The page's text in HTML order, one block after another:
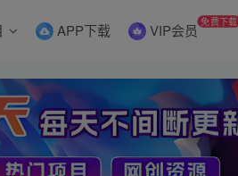
APP下载 VIP会员 免费下载